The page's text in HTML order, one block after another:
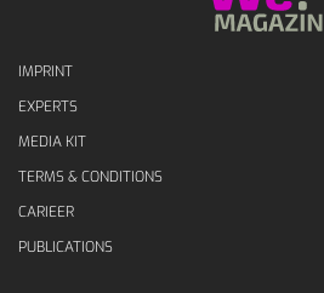
IMPRINT
EXPERTS
MEDIA KIT
TERMS & CONDITIONS
CARIEER
PUBLICATIONS